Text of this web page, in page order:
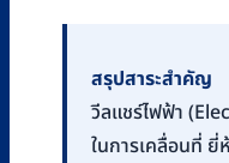
สรุปสาระสำคัญ
วีลแชร์ไฟฟ้า
ในการเคลื่อนที่